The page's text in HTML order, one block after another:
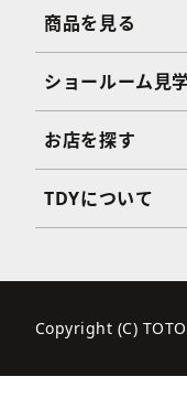
商品を見る
ショールーム見
お店を探す
TDYについて
Copyright (C)